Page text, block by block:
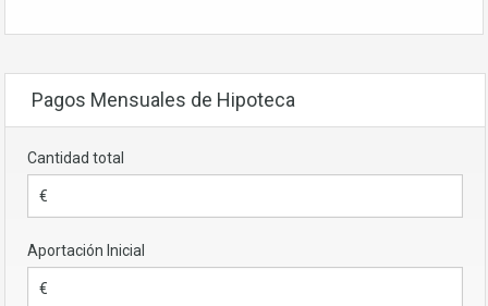
Pagos Mensuales de Hipoteca
Cantidad total
Aportación Inicial